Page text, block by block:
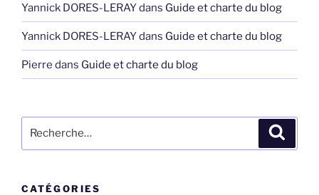
Yannick DORES-LERAYdans Guide et charte du blog
Yannick DORES-LERAYdans Guide et charte du blog
Pierre dans Guide et charte du blog
pour
CATÉGORIES